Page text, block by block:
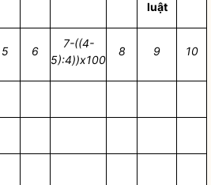
luật
5 6
7-((4-
5):4))x100
8 9 10